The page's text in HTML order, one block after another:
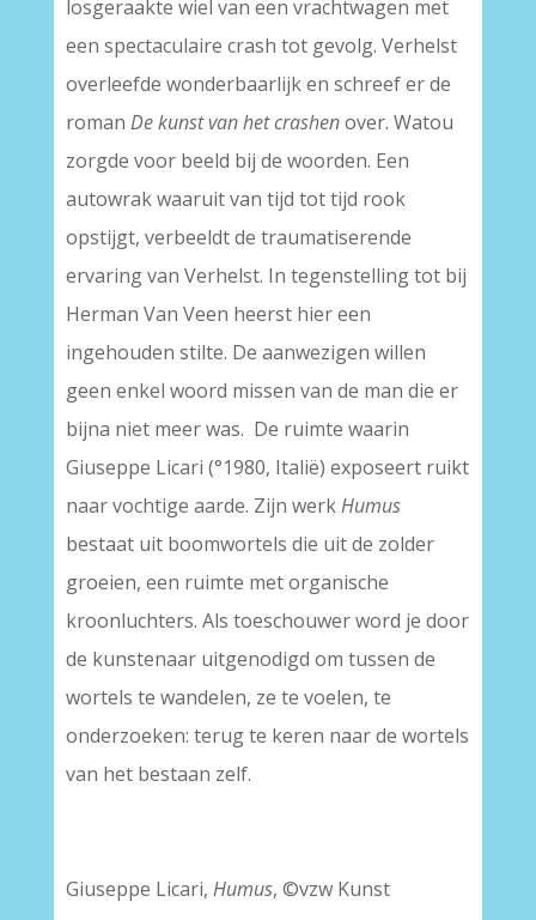
losgeraakte wiel van een vrachtwagen met
een spectaculaire crash tot gevolg. Verhelst
overleefde wonderbaarlijk en schreef er de
roman De kunst van het crashenover. Watou
zorgde voor beeld bij de woorden. Een
autowrak waaruit van tijd tot tijd rook
opstijgt, verbeeldt de traumatiserende
ervaring van Verhelst. In tegenstelling tot bij
Herman Van Veen heerst hier een
ingehouden stilte. De aanwezigen willen
geen enkel woord missen van de man die er
bijna niet meer was. De ruimte waarin
Giuseppe Licari (°1980, Italië) exposeert ruikt
naar vochtige aarde. Zijn werkHumus
bestaat uit boomwortels die uit de zolder
groeien, een ruimte met organische
kroonluchters. Als toeschouwer word je door
de kunstenaar uitgenodigd om tussen de
wortels te wandelen, ze te voelen, te
onderzoeken: terug te keren naar de wortels
van het bestaan zelf.
Giuseppe Licari, Humus, ©vzw Kunst